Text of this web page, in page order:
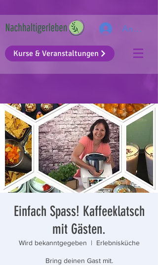
Anmelden
Kurse & Veranstaltungen
Einfach Spass! Kaffeeklatsch
mit Gästen.
Wird bekanntgegeben
  |
Erlebnisküche
Bring deinen Gast mit.